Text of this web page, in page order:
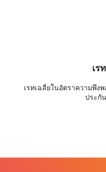
เร
เรทเฉลี่ยในอัตราความพึง
ประกั